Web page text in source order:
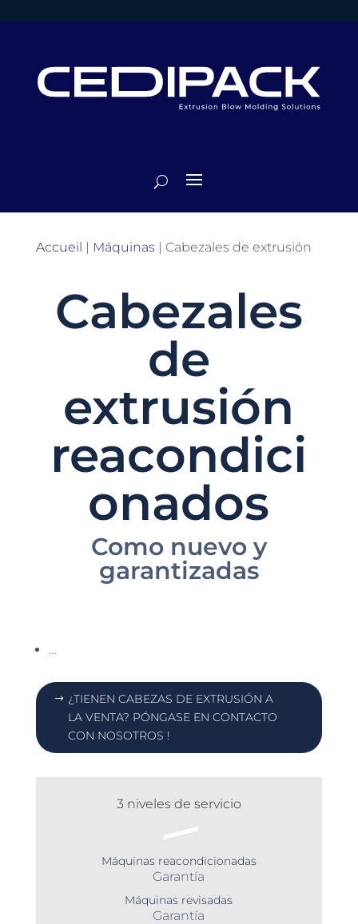
Accueil | Máquinas | Cabezales de extrusión
Cabezales
de
extrusión
reacondici
onados
Como nuevo y
garantizadas
…
¿TIENEN CABEZAS DE EXTRUSIÓN A
LA VENTA? PÓNGASE EN CONTACTO
CON NOSOTROS !
3 niveles de servicio
Máquinas reacondicionadas
Garantía
Máquinas revisadas
Garantía